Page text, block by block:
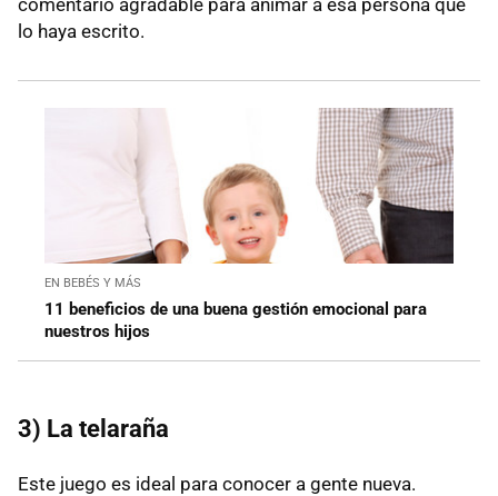
lo haya escrito.
EN BEBÉS Y MÁS
11 beneficios de una buena gestión emocional para
nuestros hijos
3) La telaraña
Este juego es ideal para conocer a gente nueva.